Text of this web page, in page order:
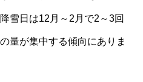
雪日は12月～2月で2～3回
量が集中する傾向にありま